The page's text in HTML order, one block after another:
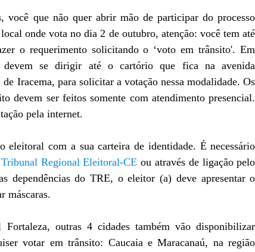
você que não quer abrir mão de participar do processo
onde vota no dia 2 de outubro, atenção: você tem até
o requerimento solicitando o ‘voto em trânsito'. Em
devem se dirigir até o cartório que fica na avenida
Iracema, para solicitar a votação nessa modalidade. Os
devem ser feitos somente com atendimento presencial.
pela internet.
eleitoral com a sua carteira de identidade. É necessário
Regional Eleitoral-CE ou através de ligação pelo
dependências do TRE, o eleitor (a) deve apresentar o
máscaras.
outras 4 cidades também vão disponibilizar
votar em trânsito: Caucaia e Maracanaú, na região